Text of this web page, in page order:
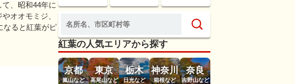
、昭和44年に
オオモミジ、
なると紅葉がピ
紅葉の人気エリアから探す
京都
嵐山など
東京
高尾山など
栃木
日光など
神奈川
箱根など
奈良
吉野山など